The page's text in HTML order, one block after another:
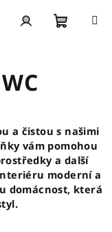
a čistou s našimi
vám pomohou
a další
moderní a
domácnost, která